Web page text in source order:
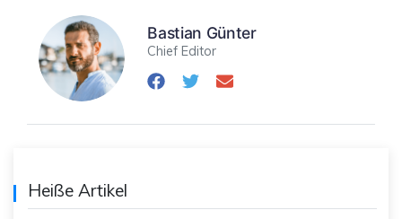
Bastian Günter
Chief Editor
Heiße Artikel